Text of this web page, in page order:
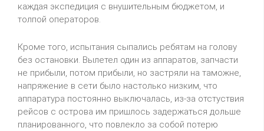
каждая экспедиция с внушительным бюджетом, и
толпой операторов.
Кроме того, испытания сыпались ребятам на голову
без остановки. Вылетел один из аппаратов, запчасти
не прибыли, потом прибыли, но застряли на таможне,
напряжение в сети было настолько низким, что
аппаратура постоянно выключалась, из-за отстуствия
рейсов с острова им пришлось задержаться дольше
планированного, что повлекло за собой потерю